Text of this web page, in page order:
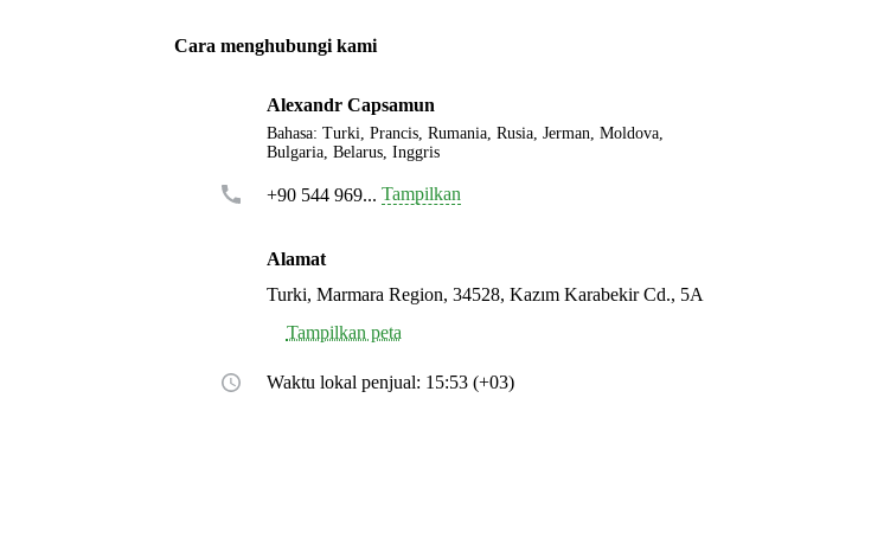
Cara menghubungi kami
Alexandr Capsamun
Bahasa: Turki, Prancis, Rumania, Rusia, Jerman, Moldova,
Bulgaria, Belarus, Inggris
+90 544 969... Tampilkan
Alamat
Turki, Marmara Region, 34528, Kazım Karabekir Cd., 5A
Tampilkan peta
Waktu lokal penjual: 15:53 (+03)